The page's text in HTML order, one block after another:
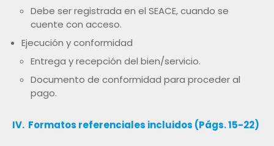
Debe ser registrada en el SEACE, cuando se
cuente con acceso.
Ejecución y conformidad
Entrega y recepción del bien/servicio.
Documento de conformidad para proceder al
pago.
IV. Formatos referenciales incluidos (Págs. 15-22)